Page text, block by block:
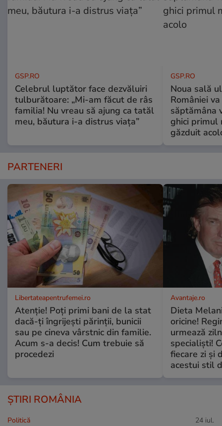
GSP.RO
Celebrul luptător face dezvăluiri
tulburătoare: „Mi-am făcut de râs
familia! Nu vreau să ajung ca tatăl
meu, băutura i-a distrus viața”
GSP.RO
Noua sală
României
săptămâna
ghici primul
găzduit
PARTENERI
Libertateapentrufemei.ro
Atenție! Poți primi bani de la stat
dacă-ți îngrijești părinții, bunicii
sau pe cineva vârstnic din familie.
Acum s-a decis! Cum trebuie să
procedezi
Avantaje.ro
Dieta
oricine!
urmează
specialiști!
fiecare zi și
acestui stil
ȘTIRI ROMÂNIA
Politică 24 iul.